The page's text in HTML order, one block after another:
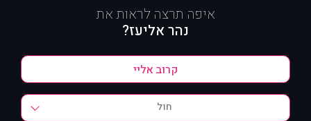
איפה תרצה לראות את
נהר אליעז?
חול